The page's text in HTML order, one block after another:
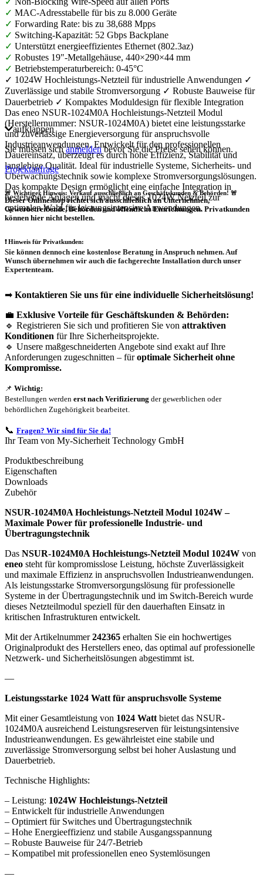
✓ MAC-Adresstabelle für bis zu 8.000 Geräte
✓ Forwarding Rate: bis zu 38,688 Mpps
✓ Switching-Kapazität: 52 Gbps Backplane
✓ Unterstützt energieeffizientes Ethernet (802.3az)
✓ Robustes 19"-Metallgehäuse, 440×290×44 mm
✓ Betriebstemperaturbereich: 0-45°C
✓ 1024W Hochleistungs-Netzteil für industrielle Anwendungen ✓
Zuverlässige und stabile Stromversorgung ✓ Robuste Bauweise für
Dauerbetrieb ✓ Kompaktes Moduldesign für flexible Integration
Das eneo NSUR-1024M0A Hochleistungs-Netzteil Modul
(Herstellernummer: NSUR-1024M0A) bietet eine leistungsstarke
und zuverlässige Energieversorgung für anspruchsvolle
Industrieanwendungen. Entwickelt für den professionellen
Dauereinsatz, überzeugt es durch hohe Effizienz, Stabilität und
langlebige Qualität. Ideal für industrielle Systeme, Sicherheits- und
Überwachungstechnik sowie komplexe Stromversorgungslösungen.
Das kompakte Design ermöglicht eine einfache Integration in
bestehende Anlagen und macht dieses 1024W Netzteil zur
optimalen Wahl für leistungsintensive Anwendungen.
aufklappen
Sie müssen sichanmeldenbevor Sie die Preise sehen können.
Projektanfrage
🚨 Wichtiger Hinweis: Verkauf ausschließlich an Geschäftskunden & Behörden! 🚨
Dieser Onlineshop richtet sichausschließlichan Unternehmen,
Gewerbetreibende, Behörden und öffentliche Einrichtungen. Privatkunden
können hier nicht bestellen.
❗Hinweis für Privatkunden:
Sie können dennoch eine kostenlose Beratung in Anspruch nehmen. Auf
Wunsch übernehmen wir auch die fachgerechte Installation durch unser
Expertenteam.
➡ Kontaktieren Sie uns für eine individuelle Sicherheitslösung!
💼 Exklusive Vorteile für Geschäftskunden & Behörden:
🔹 Registrieren Sie sich und profitieren Sie von attraktiven
Konditionen für Ihre Sicherheitsprojekte.
🔹 Unsere maßgeschneiderten Angebote sind exakt auf Ihre
Anforderungen zugeschnitten – füroptimale Sicherheit ohne
Kompromisse.
📌 Wichtig:
Bestellungen werden erst nach Verifizierung der gewerblichen oder
behördlichen Zugehörigkeit bearbeitet.
📞 Fragen? Wir sind für Sie da!
Ihr Team von My-Sicherheit Technology GmbH
Produktbeschreibung
Eigenschaften
Downloads
Zubehör
NSUR-1024M0A Hochleistungs-Netzteil Modul 1024W –
Maximale Power für professionelle Industrie- und
Übertragungstechnik
Das NSUR-1024M0A Hochleistungs-Netzteil Modul 1024W von
eneo steht für kompromisslose Leistung, höchste Zuverlässigkeit
und maximale Effizienz in anspruchsvollen Industrieanwendungen.
Als leistungsstarke Stromversorgungslösung für professionelle
Systeme in der Übertragungstechnik und im Switch-Bereich wurde
dieses Netzteilmodul speziell für den dauerhaften Einsatz in
kritischen Infrastrukturen entwickelt.
Mit der Artikelnummer242365 erhalten Sie ein hochwertiges
Originalprodukt des Herstellers eneo, das optimal auf professionelle
Netzwerk- und Sicherheitslösungen abgestimmt ist.
—
Leistungsstarke 1024 Watt für anspruchsvolle Systeme
Mit einer Gesamtleistung von 1024 Watt bietet das NSUR-
1024M0A ausreichend Leistungsreserven für leistungsintensive
Industrieanwendungen. Es gewährleistet eine stabile und
zuverlässige Stromversorgung selbst bei hoher Auslastung und
Dauerbetrieb.
Technische Highlights:
– Leistung: 1024W Hochleistungs-Netzteil
– Entwickelt für industrielle Anwendungen
– Optimiert für Switches und Übertragungstechnik
– Hohe Energieeffizienz und stabile Ausgangsspannung
– Robuste Bauweise für 24/7-Betrieb
– Kompatibel mit professionellen eneo Systemlösungen
—